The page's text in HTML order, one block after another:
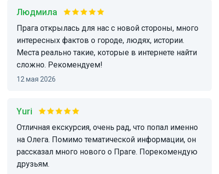
Людмила
Прага открылась для нас с новой стороны, много
интересных фактов о городе, людях, истории.
Места реально такие, которые в интернете найти
сложно. Рекомендуем!
12 мая 2026
Yuri
Отличная екскурсия, очень рад, что попал именно
на Олега. Помимо тематической информации, oн
рассказал много нового о Праге. Порекомендую
друзьям.